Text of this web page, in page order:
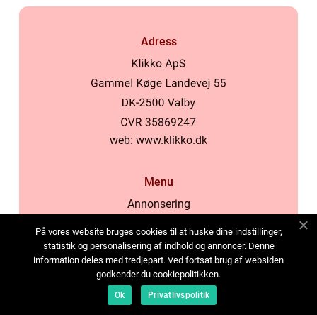
Adress
web: www.klikko.dk
Menu
Annonsering
Cookies
Kontakta oss
Sitemap
På vores website bruges cookies til at huske dine indstillinger,
statistik og personalisering af indhold og annoncer. Denne
information deles med tredjepart. Ved fortsat brug af websiden
godkender du cookiepolitikken.
Ok Privatlivspolitik